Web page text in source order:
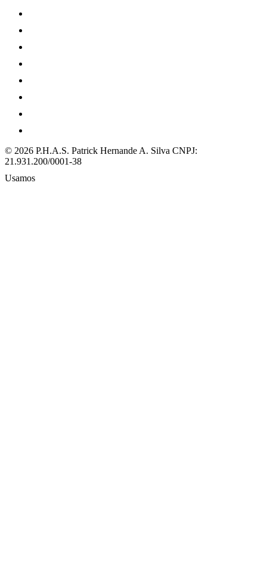
© 2026 P.H.A.S. Patrick Hernande A. Silva CNPJ:
21.931.200/0001-38
Usamos